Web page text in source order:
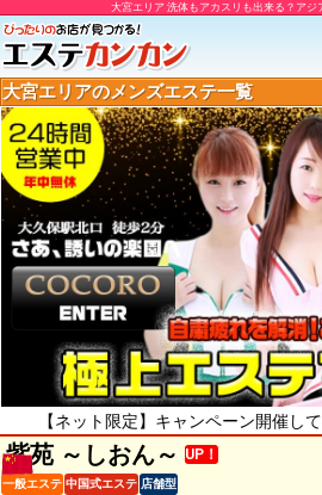
大宮エリア 洗体もアカスリも出来る？アジ
大宮エリアのメンズエステ一覧
ット限定】キャンペーン開催していま
紫苑 ～しおん～ UP！
一般エステ 中国式エステ 店舗型